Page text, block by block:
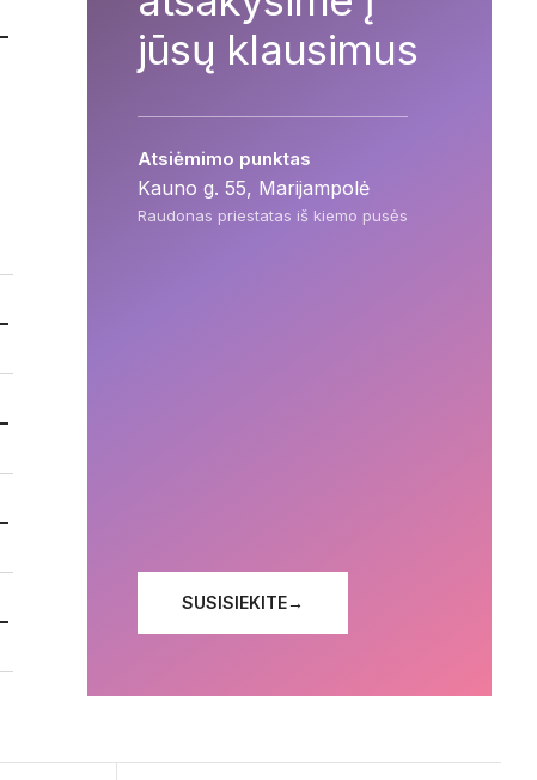
jūsų klausimus
Atsiėmimo punktas
Kauno g. 55, Marijampolė
Raudonas priestatas iš kiemo pusės
SUSISIEKITE→